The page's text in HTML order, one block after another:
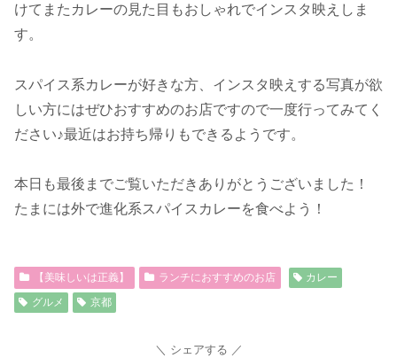
けてまたカレーの見た目もおしゃれでインスタ映えしま
す。
スパイス系カレーが好きな方、インスタ映えする写真が欲
しい方にはぜひおすすめのお店ですので一度行ってみてく
ださい♪最近はお持ち帰りもできるようです。
本日も最後までご覧いただきありがとうございました！
たまには外で進化系スパイスカレーを食べよう！
【美味しいは正義】 ランチにおすすめのお店
カレー
グルメ
京都
シェアする